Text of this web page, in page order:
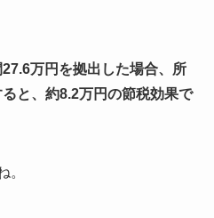
万円を拠出した場合、所
と、約8.2万円の節税効果で
。